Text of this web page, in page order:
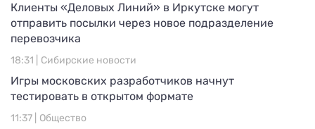
Клиенты «Деловых Линий» в Иркутске могут
отправить посылки через новое подразделение
перевозчика
18:31 | Сибирские новости
Игры московских разработчиков начнут
тестировать в открытом формате
11:37 | Общество